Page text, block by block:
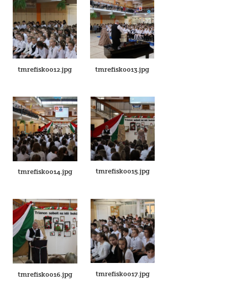
tmrefisk0012.jpg tmrefisk0013.jpg
tmrefisk0014.jpg tmrefisk0015.jpg
tmrefisk0016.jpg tmrefisk0017.jpg